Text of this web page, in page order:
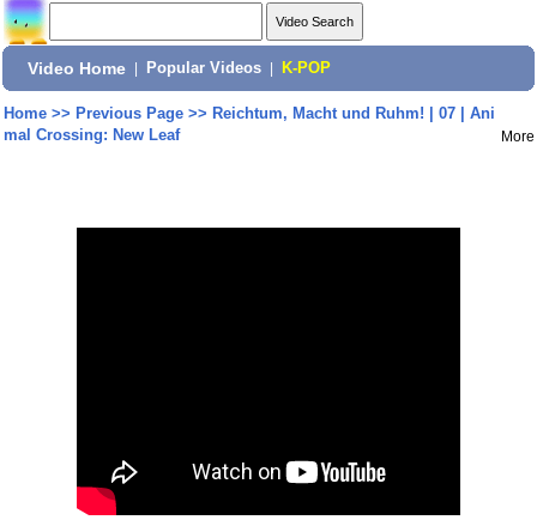
Video Home Popular Videos K-POP
Home>> Previous Page>> Reichtum, Macht und Ruhm! | 07 | Ani
mal Crossing: New Leaf
More